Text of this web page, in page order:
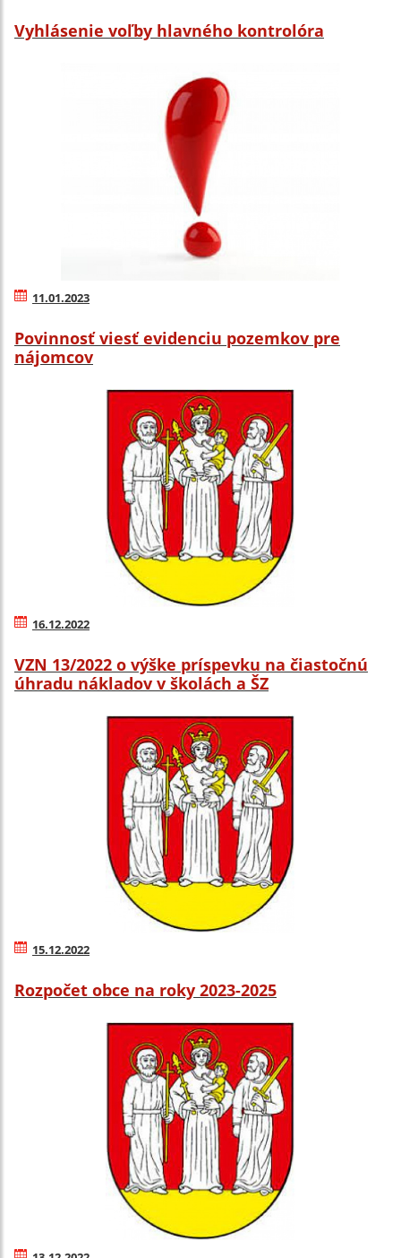
Vyhlásenie voľby hlavného kontrolóra
11.01.2023
Povinnosť viesť evidenciu pozemkov pre
nájomcov
16.12.2022
VZN 13/2022 o výške príspevku na čiastočnú
úhradu nákladov v školách a ŠZ
15.12.2022
Rozpočet obce na roky 2023-2025